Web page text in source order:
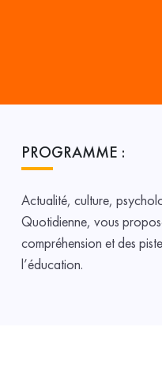
PROGRAMME :
Actualité, culture,
Quotidienne, vous
compréhension et des
l’éducation.